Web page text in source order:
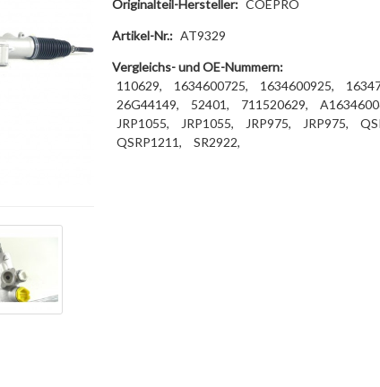
Originalteil-Hersteller: COEPRO
Artikel-Nr.: AT9329
Vergleichs- und OE-Nummern:
110629,
1634600725, 1634600925,
26G44149,
52401, 711520629,
JRP1055,
JRP1055, JRP975, JRP975,
QSRP1211,
SR2922,